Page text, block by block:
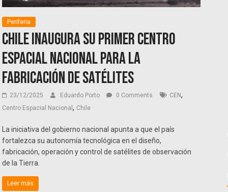
Periferia
Chile inaugura su primer Centro
Espacial Nacional para la
fabricación de satélites
23/12/2025 Eduardo Porto 0 Comments CEN,
Centro Espacial Nacional, Chile
La iniciativa del gobierno nacional apunta a que el país
fortalezca su autonomía tecnológica en el diseño,
fabricación, operación y control de satélites de observación
de la Tierra.
Leer más